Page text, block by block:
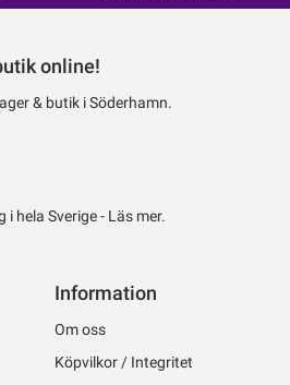
online!
& butik i Söderhamn.
i hela Sverige - Läs mer.
Information
Om oss
Köpvilkor / Integritet